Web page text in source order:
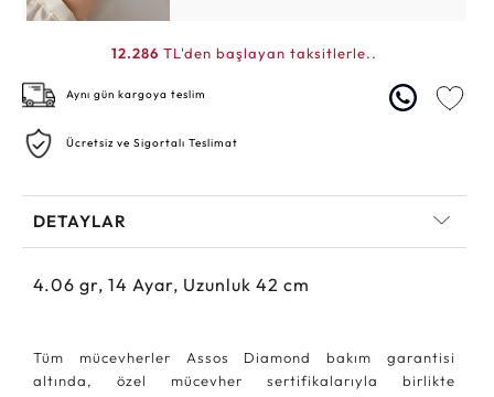
12.286 TL'den başlayan taksitlerle..
Aynı gün kargoya teslim
Ücretsiz ve Sigortalı Teslimat
DETAYLAR
4.06 gr, 14 Ayar, Uzunluk 42 cm
Tüm mücevherler Assos Diamond bakım garantisi
altında, özel mücevher sertifikalarıyla birlikte